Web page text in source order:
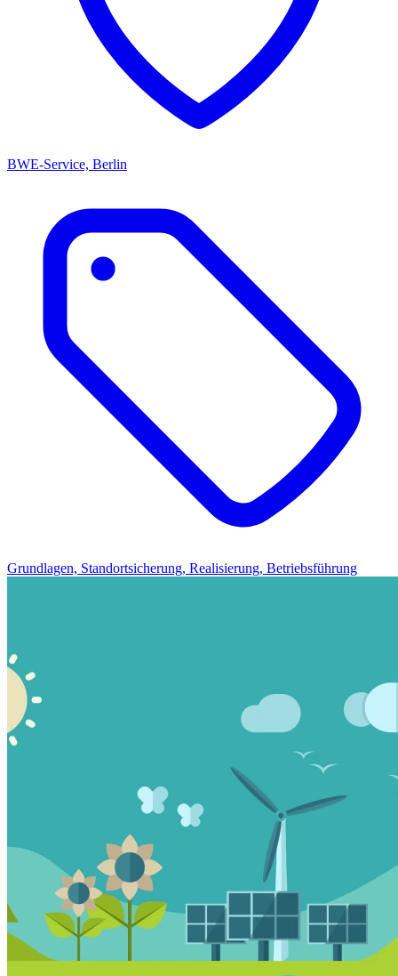
BWE-Service, Berlin
Grundlagen, Standortsicherung, Realisierung, Betriebsführung